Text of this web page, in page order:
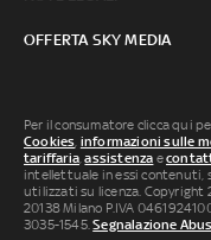
OFFERTA SKY MEDIA
Per il consumatore clicca qui
Cookies, informazioni sulle
tariffaria,assistenza e
intellettuale in essi contenuti,
utilizzati su licenza. Copyright
20138 Milano P.IVA
3035-1545.Segnalazione